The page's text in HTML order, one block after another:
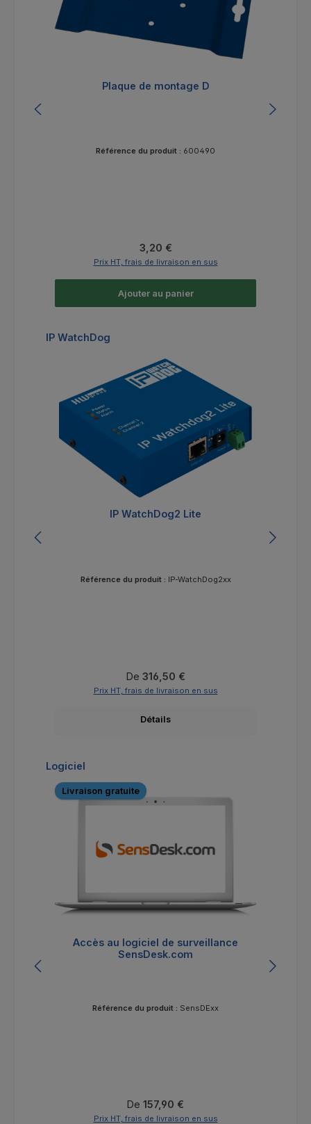
Plaque de montage D
Référence du produit : 600490
Prix régulier :
3,20 €
Prix HT, frais de livraison en sus
Ajouter au panier
Ignorer la galerie de produits
IP WatchDog
IP WatchDog2 Lite
Référence du produit : IP-WatchDog2xx
Prix régulier :
De 316,50 €
Prix HT, frais de livraison en sus
Détails
Ignorer la galerie de produits
Logiciel
Livraison gratuite
Accès au logiciel de surveillance
SensDesk.com
Référence du produit : SensDExx
Prix régulier :
De 157,90 €
Prix HT, frais de livraison en sus